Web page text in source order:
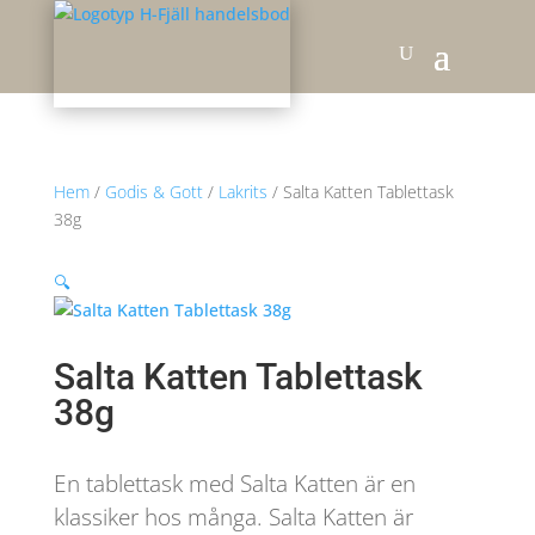
Hem/ Godis & Gott/ Lakrits / Salta Katten Tablettask
38g
🔍
Salta Katten Tablettask
38g
En tablettask med Salta Katten är en
klassiker hos många. Salta Katten är